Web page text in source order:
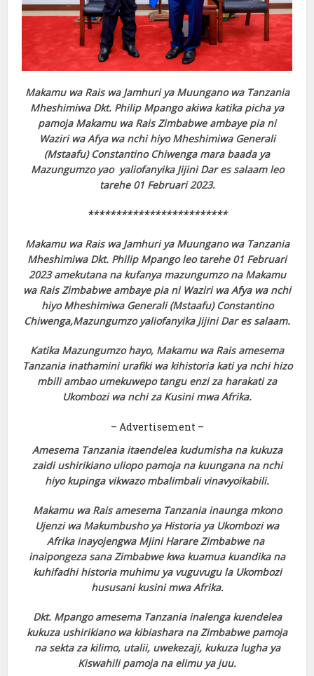
Makamu wa Rais wa Jamhuri ya Muungano wa Tanzania
Mheshimiwa Dkt. Philip Mpango akiwa katika picha ya
pamoja Makamu wa Rais Zimbabwe ambaye pia ni
Waziri wa Afya wa nchi hiyo Mheshimiwa Generali
(Mstaafu) Constantino Chiwenga mara baada ya
Mazungumzo yao yaliofanyika Jijini Dar es salaam leo
tarehe 01 Februari 2023.
*************************
Makamu wa Rais wa Jamhuri ya Muungano wa Tanzania
Mheshimiwa Dkt. Philip Mpango leo tarehe 01 Februari
2023 amekutana na kufanya mazungumzo na Makamu
wa Rais Zimbabwe ambaye pia ni Waziri wa Afya wa nchi
hiyo Mheshimiwa Generali (Mstaafu) Constantino
Chiwenga,Mazungumzo yaliofanyika Jijini Dar es salaam.
Katika Mazungumzo hayo, Makamu wa Rais amesema
Tanzania inathamini urafiki wa kihistoria kati ya nchi hizo
mbili ambao umekuwepo tangu enzi za harakati za
Ukombozi wa nchi za Kusini mwa Afrika.
– Advertisement –
Amesema Tanzania itaendelea kudumisha na kukuza
zaidi ushirikiano uliopo pamoja na kuungana na nchi
hiyo kupinga vikwazo mbalimbali vinavyoikabili.
Makamu wa Rais amesema Tanzania inaunga mkono
Ujenzi wa Makumbusho ya Historia ya Ukombozi wa
Afrika inayojengwa Mjini Harare Zimbabwe na
inaipongeza sana Zimbabwe kwa kuamua kuandika na
kuhifadhi historia muhimu ya vuguvugu la Ukombozi
hususani kusini mwa Afrika.
Dkt. Mpango amesema Tanzania inalenga kuendelea
kukuza ushirikiano wa kibiashara na Zimbabwe pamoja
na sekta za kilimo, utalii, uwekezaji, kukuza lugha ya
Kiswahili pamoja na elimu ya juu.